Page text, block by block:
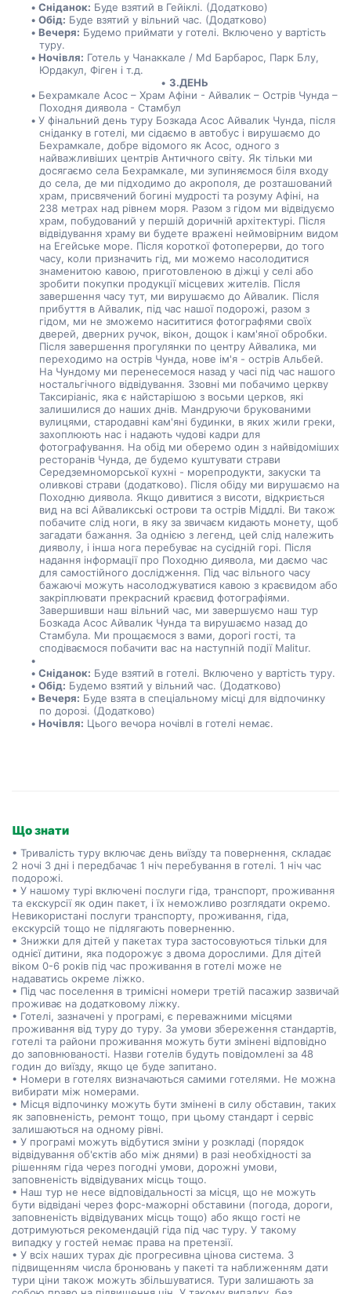
Сніданок: Буде взятий в Гейіклі. (Додатково)
Обід: Буде взятий у вільний час. (Додатково)
Вечеря: Будемо приймати у готелі. Включено у вартість
туру.
Ночівля: Готель у Чанаккале / Md Барбарос, Парк Блу,
Юрдакул, Фіген і т.д.
3.ДЕНЬ
Бехрамкале Асос – Храм Афіни - Айвалик – Острів Чунда –
Походня диявола - Стамбул
У фінальний день туру Бозкада Асос Айвалик Чунда, після
сніданку в готелі, ми сідаємо в автобус і вирушаємо до
Бехрамкале, добре відомого як Асос, одного з
найважливіших центрів Античного світу. Як тільки ми
досягаємо села Бехрамкале, ми зупиняємося біля входу
до села, де ми підходимо до акрополя, де розташований
храм, присвячений богині мудрості та розуму Афіні, на
238 метрах над рівнем моря. Разом з гідом ми відвідуємо
храм, побудований у першій доричній архітектурі. Після
відвідування храму ви будете вражені неймовірним видом
на Егейське море. Після короткої фотоперерви, до того
часу, коли призначить гід, ми можемо насолодитися
знаменитою кавою, приготовленою в діжці у селі або
зробити покупки продукції місцевих жителів. Після
завершення часу тут, ми вирушаємо до Айвалик. Після
прибуття в Айвалик, під час нашої подорожі, разом з
гідом, ми не зможемо насититися фотографями своїх
дверей, дверних ручок, вікон, дощок і кам'яної обробки.
Після завершення прогулянки по центру Айвалика, ми
переходимо на острів Чунда, нове ім'я - острів Альбей.
На Чундому ми перенесемося назад у часі під час нашого
ностальгічного відвідування. Ззовні ми побачимо церкву
Таксиріаніс, яка є найстарішою з восьми церков, які
залишилися до наших днів. Мандруючи брукованими
вулицями, стародавні кам'яні будинки, в яких жили греки,
захоплюють нас і надають чудові кадри для
фотографування. На обід ми оберемо один з найвідоміших
ресторанів Чунда, де будемо куштувати страви
Середземноморської кухні - морепродукти, закуски та
оливкові страви (додатково). Після обіду ми вирушаємо на
Походню диявола. Якщо дивитися з висоти, відкриється
вид на всі Айваликські острови та острів Міддлі. Ви також
побачите слід ноги, в яку за звичаєм кидають монету, щоб
загадати бажання. За однією з легенд, цей слід належить
дияволу, і інша нога перебуває на сусідній горі. Після
надання інформації про Походню диявола, ми даємо час
для самостійного дослідження. Під час вільного часу
бажаючі можуть насолоджуватися кавою з краєвидом або
закріплювати прекрасний краєвид фотографіями.
Завершивши наш вільний час, ми завершуємо наш тур
Бозкада Асос Айвалик Чунда та вирушаємо назад до
Стамбула. Ми прощаємося з вами, дорогі гості, та
сподіваємося побачити вас на наступній події Malitur.
Сніданок: Буде взятий в готелі. Включено у вартість туру.
Обід: Будемо взятий у вільний час. (Додатково)
Вечеря: Буде взята в спеціальному місці для відпочинку
по дорозі. (Додатково)
Ночівля: Цього вечора ночівлі в готелі немає.
Що знати
• Тривалість туру включає день виїзду та повернення, складає
2 ночі 3 дні і передбачає 1 ніч перебування в готелі. 1 ніч час
подорожі.
• У нашому турі включені послуги гіда, транспорт, проживання
та екскурсії як один пакет, і їх неможливо розглядати окремо.
Невикористані послуги транспорту, проживання, гіда,
екскурсій тощо не підлягають поверненню.
• Знижки для дітей у пакетах тура застосовуються тільки для
однієї дитини, яка подорожує з двома дорослими. Для дітей
віком 0-6 років під час проживання в готелі може не
надаватись окреме ліжко.
• Під час поселення в тримісні номери третій пасажир зазвичай
проживає на додатковому ліжку.
• Готелі, зазначені у програмі, є переважними місцями
проживання від туру до туру. За умови збереження стандартів,
готелі та райони проживання можуть бути змінені відповідно
до заповнюваності. Назви готелів будуть повідомлені за 48
годин до виїзду, якщо це буде запитано.
• Номери в готелях визначаються самими готелями. Не можна
вибирати між номерами.
• Місця відпочинку можуть бути змінені в силу обставин, таких
як заповненість, ремонт тощо, при цьому стандарт і сервіс
залишаються на одному рівні.
• У програмі можуть відбутися зміни у розкладі (порядок
відвідування об'єктів або між днями) в разі необхідності за
рішенням гіда через погодні умови, дорожні умови,
заповненість відвідуваних місць тощо.
• Наш тур не несе відповідальності за місця, що не можуть
бути відвідані через форс-мажорні обставини (погода, дороги,
заповненість відвідуваних місць тощо) або якщо гості не
дотримуються рекомендацій гіда під час туру. У такому
випадку у гостей немає права на претензії.
• У всіх наших турах діє прогресивна цінова система. З
підвищенням числа бронювань у пакеті та наближенням дати
тури ціни також можуть збільшуватися. Тури залишають за